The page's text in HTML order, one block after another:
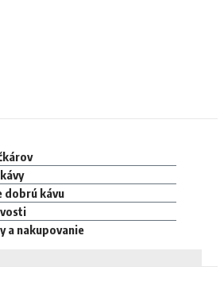
dobrú kávu
a nakupovanie